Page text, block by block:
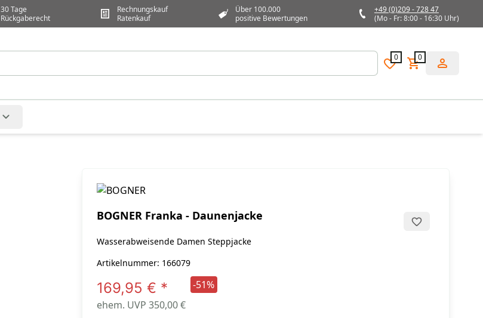
30 Tage
Rückgaberecht
Rechnungskauf
Ratenkauf
Über 100.000
positive Bewertungen
+49 (0)209 - 728 47
(Mo - Fr: 8:00 - 16:30 Uhr)
0 0
BOGNER Franka - Daunenjacke
Wasserabweisende Damen Steppjacke
Artikelnummer: 166079
169,95 € *
ehem. UVP 350,00 €
-51%